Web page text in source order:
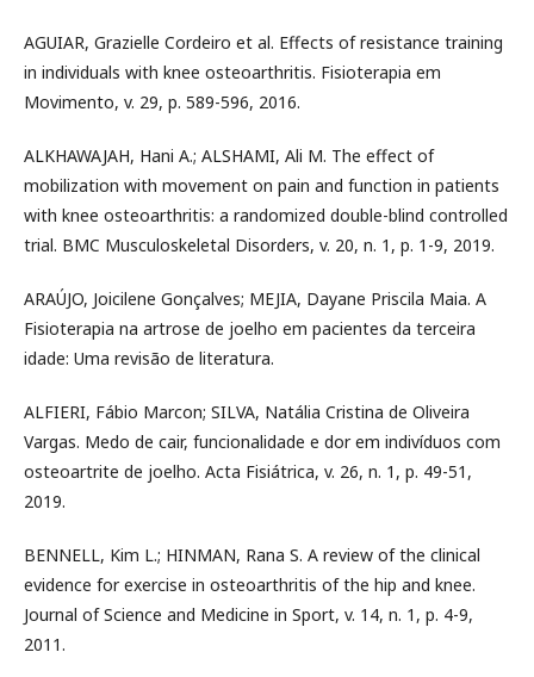
AGUIAR, Grazielle Cordeiro et al. Effects of resistance training
in individuals with knee osteoarthritis. Fisioterapia em
Movimento, v. 29, p. 589-596, 2016.
ALKHAWAJAH, Hani A.; ALSHAMI, Ali M. The effect of
mobilization with movement on pain and function in patients
with knee osteoarthritis: a randomized double-blind controlled
trial. BMC Musculoskeletal Disorders, v. 20, n. 1, p. 1-9, 2019.
ARAÚJO, Joicilene Gonçalves; MEJIA, Dayane Priscila Maia. A
Fisioterapia na artrose de joelho em pacientes da terceira
idade: Uma revisão de literatura.
ALFIERI, Fábio Marcon; SILVA, Natália Cristina de Oliveira
Vargas. Medo de cair, funcionalidade e dor em indivíduos com
osteoartrite de joelho. Acta Fisiátrica, v. 26, n. 1, p. 49-51,
2019.
BENNELL, Kim L.; HINMAN, Rana S. A review of the clinical
evidence for exercise in osteoarthritis of the hip and knee.
Journal of Science and Medicine in Sport, v. 14, n. 1, p. 4-9,
2011.